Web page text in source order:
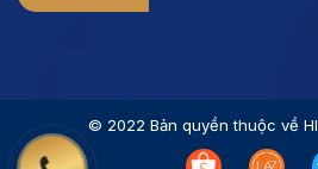
© 2022 Bản quyền thuộc về